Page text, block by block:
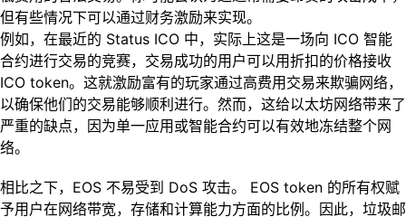
但有些情况下可以通过财务激励来实现。
例如，在最近的 Status ICO 中，实际上这是一场向 ICO 智能
合约进行交易的竞赛，交易成功的用户可以用折扣的价格接收
ICO token。这就激励富有的玩家通过高费用交易来欺骗网络，
以确保他们的交易能够顺利进行。然而，这给以太坊网络带来了
严重的缺点，因为单一应用或智能合约可以有效地冻结整个网
络。
相比之下，EOS 不易受到 DoS 攻击。 EOS token 的所有权赋
予用户在网络带宽，存储和计算能力方面的比例。因此，垃圾邮